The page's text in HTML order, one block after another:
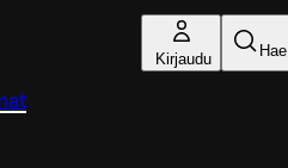
Kirjaudu Hae